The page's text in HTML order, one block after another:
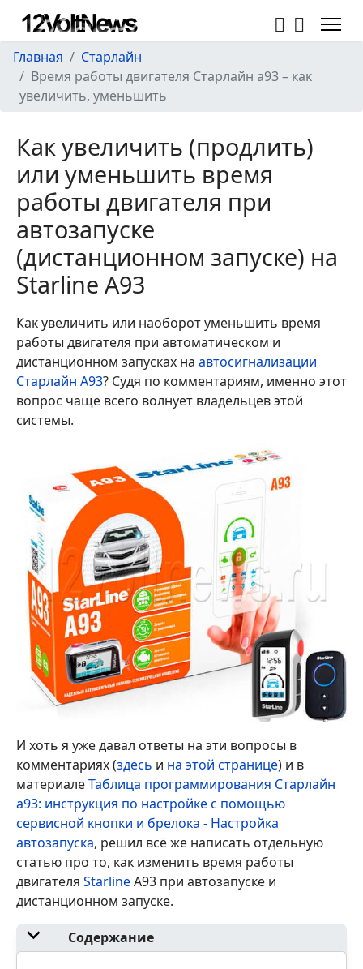
Главная
Старлайн
Время работы двигателя Старлайн a93 – как
увеличить, уменьшить
Как увеличить (продлить)
или уменьшить время
работы двигателя при
автозапуске
(дистанционном запуске) на
Starline A93
Как увеличить или наоборот уменьшить время
работы двигателя при автоматическом и
дистанционном запусках на автосигнализации
Старлайн А93? Судя по комментариям, именно этот
вопрос чаще всего волнует владельцев этой
системы.
И хоть я уже давал ответы на эти вопросы в
комментариях (здесь и на этой странице) и в
материалеТаблица программирования Старлайн
а93: инструкция по настройке с помощью
сервисной кнопки и брелока - Настройка
автозапуска, решил всё же написать отдельную
статью про то, как изменить время работы
двигателя StarlineA93 при автозапуске и
дистанционном запуске.
Содержание